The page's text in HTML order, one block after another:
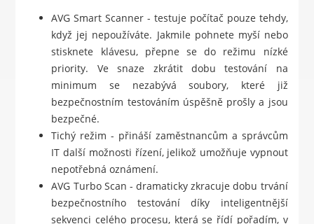
AVG Smart Scanner - testuje počítač pouze tehdy,
když jej nepoužíváte. Jakmile pohnete myší nebo
stisknete klávesu, přepne se do režimu nízké
priority. Ve snaze zkrátit dobu testování na
minimum se nezabývá soubory, které již
bezpečnostním testováním úspěšně prošly a jsou
bezpečné.
Tichý režim - přináší zaměstnancům a správcům
IT další možnosti řízení, jelikož umožňuje vypnout
nepotřebná oznámení.
AVG Turbo Scan - dramaticky zkracuje dobu trvání
bezpečnostního testování díky inteligentnější
sekvenci celého procesu, která se řídí pořadím, v